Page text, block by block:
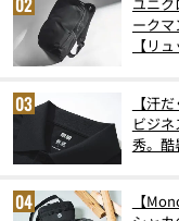
ーク
【リ
【汗
ビジ
秀。酷
【